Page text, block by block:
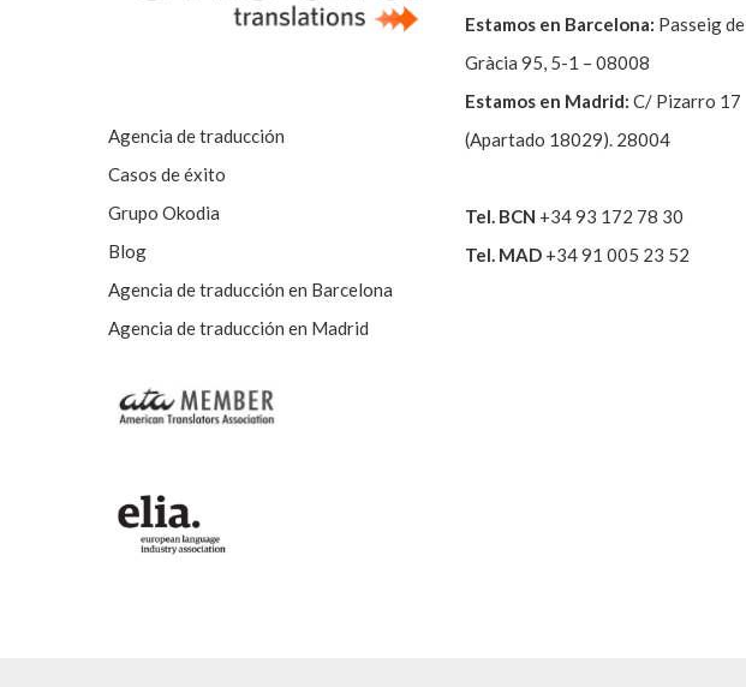
Agencia de traducción
Casos de éxito
Grupo Okodia
Blog
Agencia de traducción en Barcelona
Agencia de traducción en Madrid
Estamos en Barcelona: Passeig de
Gràcia 95, 5-1 – 08008
Estamos en Madrid: C/ Pizarro 17
(Apartado 18029). 28004
Tel. BCN +34 93 172 78 30
Tel. MAD+34 91 005 23 52